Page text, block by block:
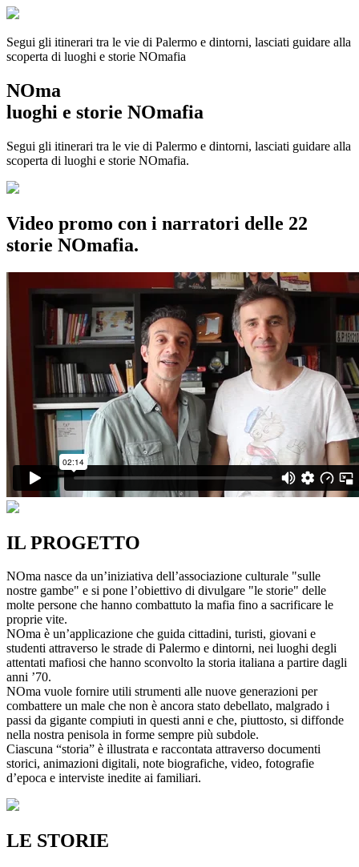
Segui gli itinerari tra le vie di Palermo e dintorni, lasciati guidare alla
scoperta di luoghi e storie NOmafia
NOma
luoghi e storie NOmafia
Segui gli itinerari tra le vie di Palermo e dintorni, lasciati guidare alla
scoperta di luoghi e storie NOmafia.
Video promo con i narratori delle 22
storie NOmafia.
IL PROGETTO
NOma nasce da un’iniziativa dell’associazione culturale "sulle
nostre gambe" e si pone l’obiettivo di divulgare "le storie" delle
molte persone che hanno combattuto la mafia fino a sacrificare le
proprie vite.
NOma è un’applicazione che guida cittadini, turisti, giovani e
studenti attraverso le strade di Palermo e dintorni, nei luoghi degli
attentati mafiosi che hanno sconvolto la storia italiana a partire dagli
anni ’70.
NOma vuole fornire utili strumenti alle nuove generazioni per
combattere un male che non è ancora stato debellato, malgrado i
passi da gigante compiuti in questi anni e che, piuttosto, si diffonde
nella nostra penisola in forme sempre più subdole.
Ciascuna “storia” è illustrata e raccontata attraverso documenti
storici, animazioni digitali, note biografiche, video, fotografie
d’epoca e interviste inedite ai familiari.
LE STORIE